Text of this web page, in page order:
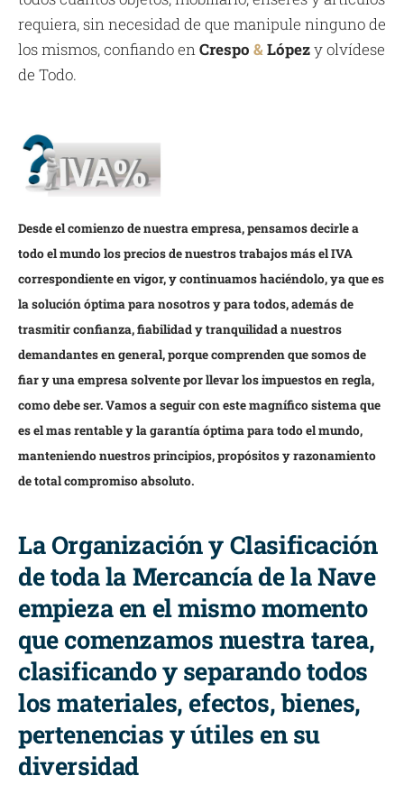
requiera, sin necesidad de que manipule ninguno de
los mismos, confiando enCrespo &Lópezy olvídese
de Todo.
Desde el comienzo de nuestra empresa, pensamos decirle a
todo el mundo los precios de nuestros trabajos más el IVA
correspondiente en vigor, y continuamos haciéndolo, ya que es
la solución óptima para nosotros y para todos, además de
trasmitir confianza, fiabilidad y tranquilidad a nuestros
demandantes en general, porque comprenden que somos de
fiar y una empresa solvente por llevar los impuestos en regla,
como debe ser. Vamos a seguir con este magnífico sistema que
es el mas rentable y la garantía óptima para todo el mundo,
manteniendo nuestros principios, propósitos y razonamiento
de total compromiso absoluto.
La Organización y Clasificación
de toda la Mercancía de la Nave
empieza en el mismo momento
que comenzamos nuestra tarea,
clasificando y separando todos
los materiales, efectos, bienes,
pertenencias y útiles en su
diversidad